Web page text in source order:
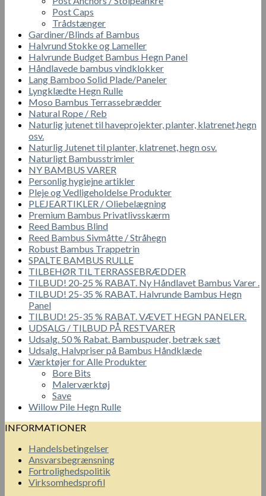
Post Caps
Trådstænger
Gardiner/Blinds af Bambus
Halvrund Stokke og Lameller
Halvrunde Budget Bambus Hegn Panel
Håndlavede bambus vindklokker
Lang Bamboo Solid Plade/Paneler
Lyngklædte Hegn Rulle
Moso Bambus Terrassebrædder
Natural Rope / Reb
Naturlig jutenet til haveprojekter, planter, klatrenet,hegn
osv.
Naturlig Jutenet til planter, klatrenet, hegn osv.
Naturligt Bambusstrimler
NY BAMBUS VARER
Personlig hygiejne artikler
Pleje og Vedligeholdelse Produkter
PLEJEARTIKLER / Oliebelægning
Premium Bambus Privatlivsskærm
Reed Bambus Blind
Reed Bambus Sivmåtte / Stråhegn
Robust Bambus Trappetrin
SPALTE BAMBUS RULLE
TILBEHØR TIL TERRASSEBRÆDDER
TILBUD! 20-25 % RABAT. Ny Håndlavet Bambus Varer .
TILBUD! 25-35 % RABAT. Halvrunde Bambus Hegn
Panel
TILBUD! 25-35 % RABAT. VÆVET HEGN PANELER.
UDSALG / TILBUD PÅ RESTVARER
Udsalg. 50 % Rabat. Bambuspuder, betræk sæt
Udsalg. Halvpriser på Bambus Håndklæde
Værktøjer for Alle Produkter
Bore Bits
Malerværktøj
Save
Willow Pile Hegn Rulle
INFORMATIONER
Handelsbetingelser
Ansvarsbegrænsning
Fortrolighedspolitik
Virksomhedsprofil